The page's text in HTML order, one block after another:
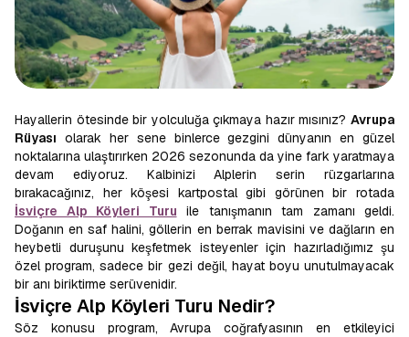
Hayallerin ötesinde bir yolculuğa çıkmaya hazır mısınız? Avrupa
Rüyası olarak her sene binlerce gezgini dünyanın en güzel
noktalarına ulaştırırken 2026 sezonunda da yine fark yaratmaya
devam ediyoruz. Kalbinizi Alplerin serin rüzgarlarına
bırakacağınız, her köşesi kartpostal gibi görünen bir rotada
İsviçre Alp Köyleri Turu ile tanışmanın tam zamanı geldi.
Doğanın en saf halini, göllerin en berrak mavisini ve dağların en
heybetli duruşunu keşfetmek isteyenler için hazırladığımız şu
özel program, sadece bir gezi değil, hayat boyu unutulmayacak
bir anı biriktirme serüvenidir.
İsviçre Alp Köyleri Turu Nedir?
Söz konusu program, Avrupa coğrafyasının en etkileyici